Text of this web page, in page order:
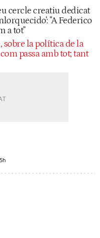
cercle creatiu dedicat
"A Federico
a tot"
sobre la política de la
passa amb tot; tant